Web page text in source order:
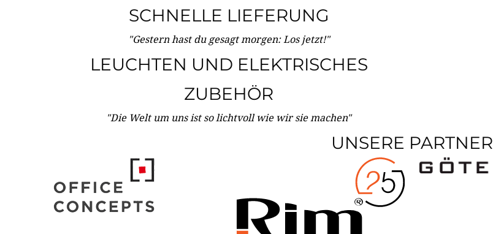
SCHNELLE LIEFERUNG
"Gestern hast du gesagt morgen: Los jetzt!"
LEUCHTEN UND ELEKTRISCHES
ZUBEHÖR
"Die Welt um uns ist so lichtvoll wie wir sie machen"
UNSERE PARTNER